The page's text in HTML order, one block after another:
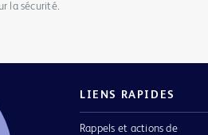
la sécurité.
LIENS RAPIDES
Rappels et actions de